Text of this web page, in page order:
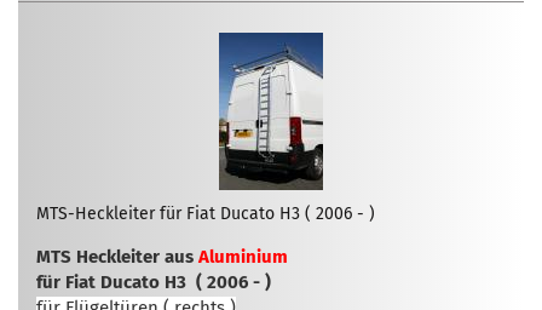
MTS-Heckleiter für Fiat Ducato H3 ( 2006 - )
MTS Heckleiter aus Aluminium
für Fiat Ducato H3 ( 2006 - )